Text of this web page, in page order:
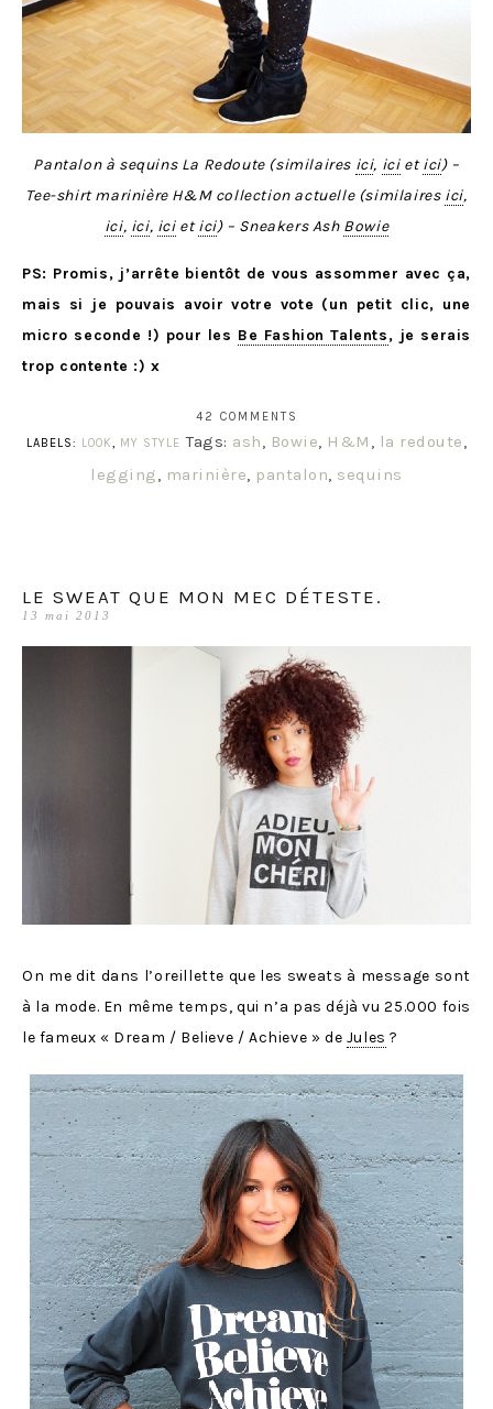
Pantalon à sequins La Redoute (similaires ici, icietici) –
Tee-shirt marinière H&M collection actuelle (similaires ici,
ici, ici, icietici) – Sneakers Ash Bowie
PS: Promis, j’arrête bientôt de vous assommer avec ça,
mais si je pouvais avoir votre vote (un petit clic, une
micro seconde !) pour les Be Fashion Talents, je serais
trop contente :) x
42 COMMENTS
LABELS:
LOOK, MY STYLE Tags: ash, Bowie, H&M , la redoute,
legging, marinière, pantalon, sequins
LE SWEAT QUE MON MEC DÉTESTE.
13 mai 2013
On me dit dans l’oreillette que les sweats à message sont
à la mode. En même temps, qui n’a pas déjà vu 25.000 fois
le fameux « Dream / Believe / Achieve » de Jules ?